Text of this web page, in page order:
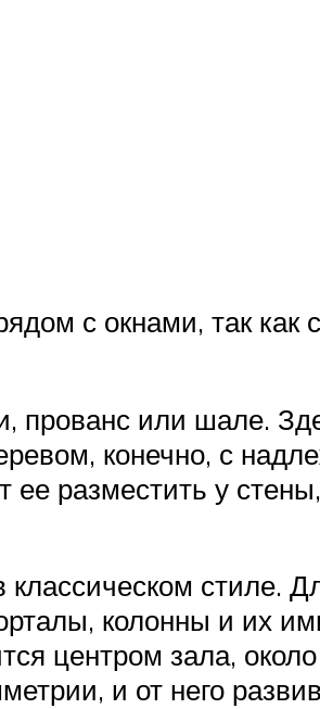
с окнами, так как
прованс или шале.
конечно, с
ее разместить у
классическом стиле.
колонны и их
центром зала, около
и от него